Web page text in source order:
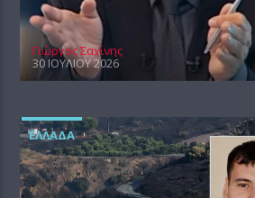
Γιώργος Σαχίνης
30 ΙΟΥΛΊΟΥ 2026
ΕΛΛΆΔΑ